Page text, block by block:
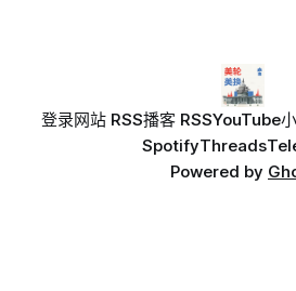
登录网站 RSS播客 RSSYouTube
SpotifyThreads
Powered by